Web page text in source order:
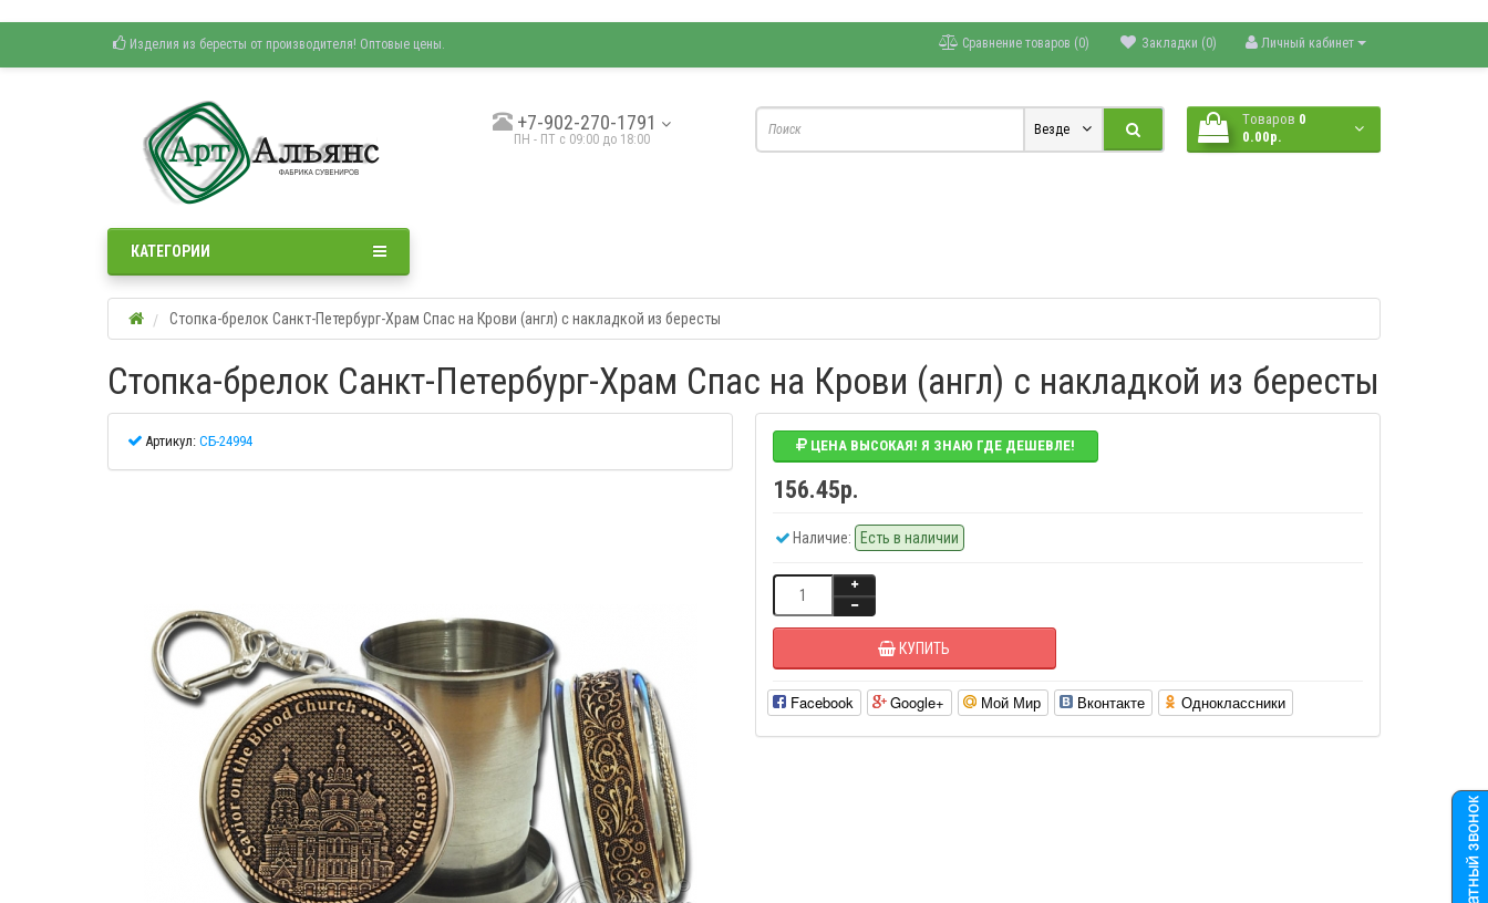
Изделия из бересты от производителя! Оптовые цены. Личный кабинет
Закладки (0)
Сравнение товаров (0)
+7-902-270-1791
ПН - ПТ с 09:00 до 18:00
Везде
Tоваров 0
0.00р.
КАТЕГОРИИ
Стопка-брелок Санкт-Петербург-Храм Спас на Крови (англ) с накладкой из бересты
Стопка-брелок Санкт-Петербург-Храм Спас на Крови (англ) с накладкой из бересты
Артикул: СБ-24994 ЦЕНА ВЫСОКАЯ! Я ЗНАЮ ГДЕ ДЕШЕВЛЕ!
156.45р.
Наличие: Есть в наличии
КУПИТЬ
Facebook Google+ Мой Мир Вконтакте Одноклассники